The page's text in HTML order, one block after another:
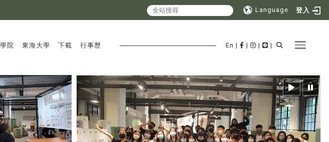
Language 登入
Toggle
院 東海大學 下載 行事歷 En | | | |